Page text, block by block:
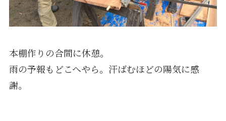
本棚作りの合間に休憩。
雨の予報もどこへやら。汗ばむほどの陽気に感
謝。